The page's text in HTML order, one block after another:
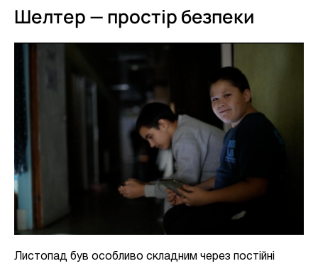
Шелтер — простір безпеки
Листопад був особливо складним через постійні